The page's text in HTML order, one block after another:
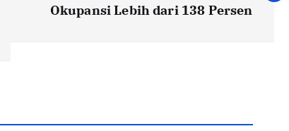
Okupansi Lebih dari 138 Persen